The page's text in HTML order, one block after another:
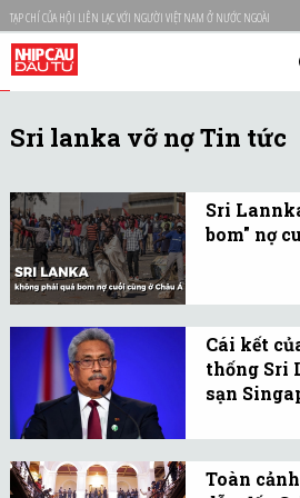
TẠP CHÍ CỦA HỘI LIÊN LẠC VỚI NGƯỜI VIỆT NAM Ở NƯỚC NGOÀI
Sri lanka vỡ nợ Tin tức
Sri
bom" nợ
nhập
không
các cơ
Cái kết
thống Sri
sạn
nhiên
Toàn